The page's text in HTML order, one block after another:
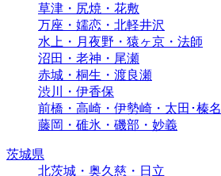
草津・尻焼・花敷
万座・嬬恋・北軽井沢
水上・月夜野・猿ヶ京・法師
沼田・老神・尾瀬
赤城・桐生・渡良瀬
渋川・伊香保
前橋・高崎・伊勢崎・太田･榛名
藤岡・碓氷・磯部・妙義
茨城県
北茨城・奥久慈・日立